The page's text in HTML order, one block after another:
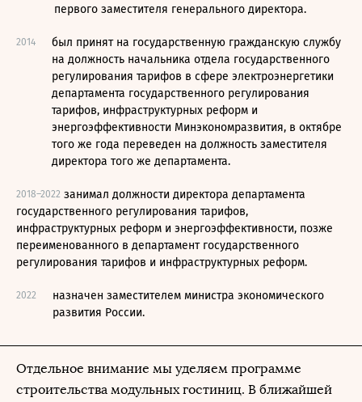
первого заместителя генерального директора.
2014
был принят на государственную гражданскую службу
на должность начальника отдела государственного
регулирования тарифов в сфере электроэнергетики
департамента государственного регулирования
тарифов, инфраструктурных реформ и
энергоэффективности Минэкономразвития, в октябре
того же года переведен на должность заместителя
директора того же департамента.
2018–2022 занимал должности директора департамента
государственного регулирования тарифов,
инфраструктурных реформ и энергоэффективности, позже
переименованного в департамент государственного
регулирования тарифов и инфраструктурных реформ.
2022
назначен заместителем министра экономического
развития России.
Отдельное внимание мы уделяем программе
строительства модульных гостиниц. В ближайшей